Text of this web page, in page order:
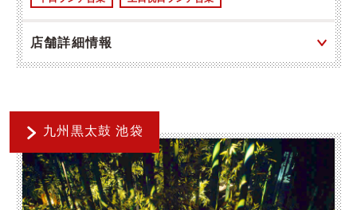
店舗詳細情報
九州黒太鼓 池袋